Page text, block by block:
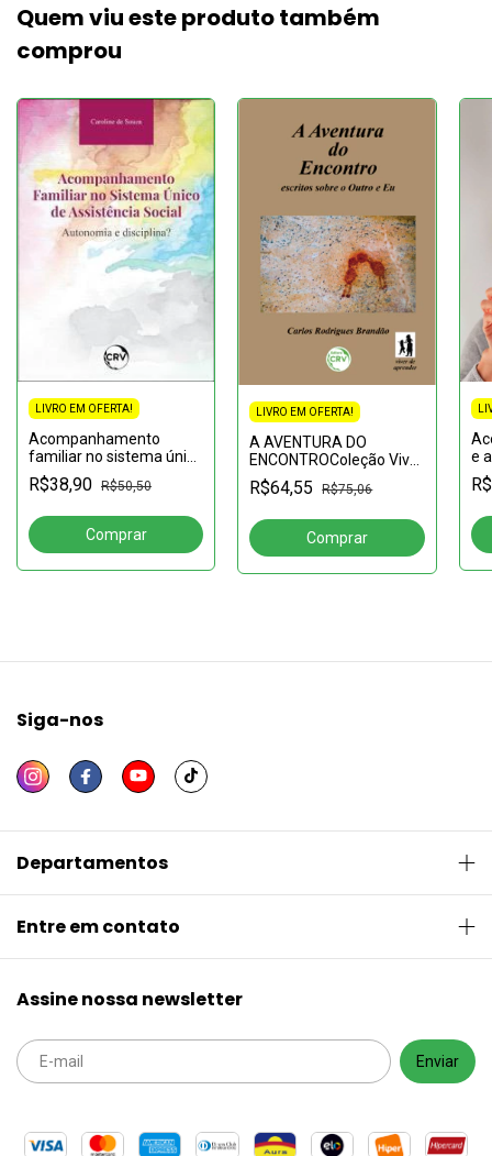
Quem viu este produto também
comprou
LIVRO EM OFERTA!
Acompanhamento
familiar no sistema único
de assistência
social:Autonomia e
R$38,90 R$50,50
LIVRO EM OFERTA!
A AVENTURA DO
ENCONTROColeção Viver
de aprender Volume 3
R$64,55 R$75,06
e
e
Siga-nos
Departamentos
Entre em contato
Assine nossa newsletter